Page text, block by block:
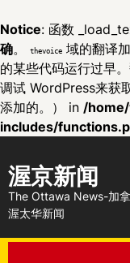
Notice: 函数
确。 thevoice 域的翻译
的某些代码运行过早
调试 WordPress来获
添加的。） in /
includes/
渥京新闻
The Ottawa News-加
渥太华新闻